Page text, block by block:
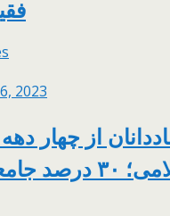
2023
از چهار
جمهوری اسلامی؛ ۳۰